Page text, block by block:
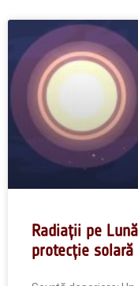
Radiații pe
protecție